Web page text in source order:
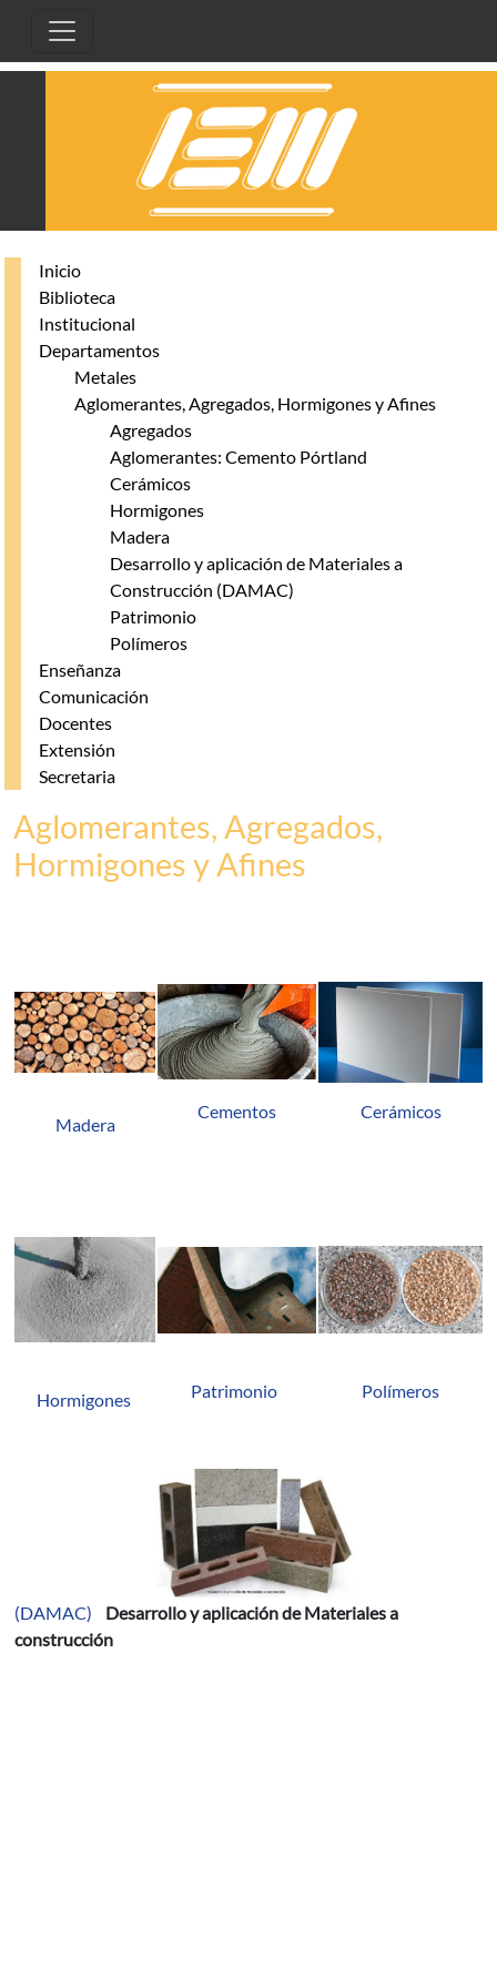
Inicio
Biblioteca
Institucional
Departamentos
Metales
Aglomerantes, Agregados, Hormigones y Afines
Agregados
Aglomerantes: Cemento Pórtland
Cerámicos
Hormigones
Madera
Desarrollo y aplicación de Materiales a
Construcción (DAMAC)
Patrimonio
Polímeros
Enseñanza
Comunicación
Docentes
Extensión
Secretaria
Aglomerantes, Agregados,
Hormigones y Afines
Madera
Cementos Cerámicos
Hormigones Patrimonio Polímeros
(DAMAC)
Desarrollo y aplicación de Materiales a
construcción